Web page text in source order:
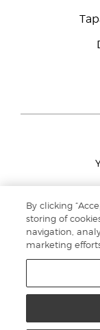
Ilmainen
Email:
By clicking
storing of
navigation,
marketing